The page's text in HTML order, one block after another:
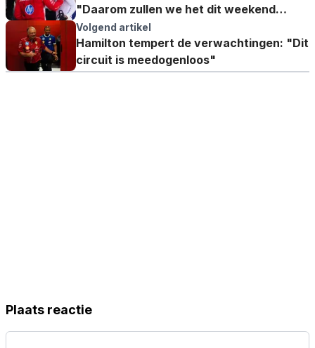
"Daarom zullen we het dit weekend
moeilijk hebben"
Volgend artikel
Hamilton tempert de verwachtingen: "Dit
circuit is meedogenloos"
Plaats reactie